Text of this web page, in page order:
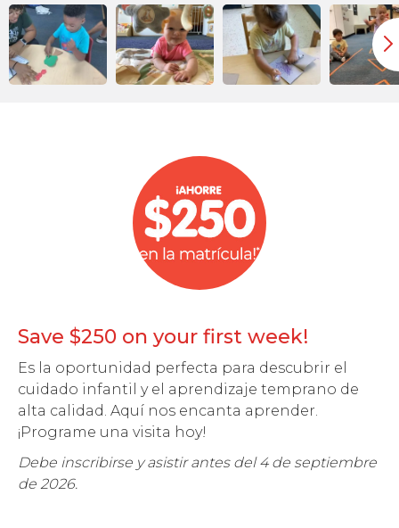
Save $250 on your first week!
Es la oportunidad perfecta para descubrir el
cuidado infantil y el aprendizaje temprano de
alta calidad. Aquí nos encanta aprender.
¡Programe una visita hoy!
Debe inscribirse y asistir antes del 4 de septiembre
de 2026.